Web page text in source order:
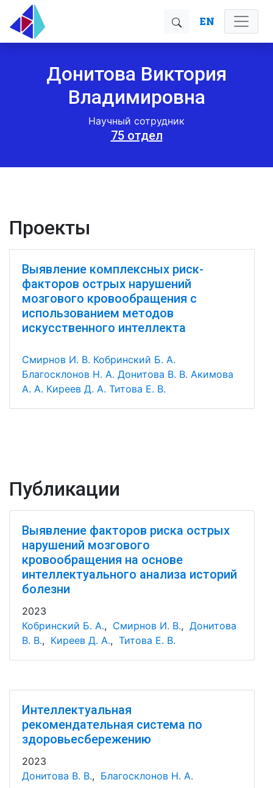
EN
Донитова Виктория
Владимировна
Научный сотрудник
75 отдел
Проекты
Выявление комплексных риск-
факторов острых нарушений
мозгового кровообращения с
использованием методов
искусственного интеллекта
Смирнов И. В. Кобринский Б. А.
Благосклонов Н. А. Донитова В. В. Акимова
А. А. Киреев Д. А. Титова Е. В.
Публикации
Выявление факторов риска острых
нарушений мозгового
кровообращения на основе
интеллектуального анализа историй
болезни
2023
Кобринский Б. А., Смирнов И. В., Донитова
В. В., Киреев Д. А., Титова Е. В.
Интеллектуальная
рекомендательная система по
здоровьесбережению
2023
Донитова В. В., Благосклонов Н. А.